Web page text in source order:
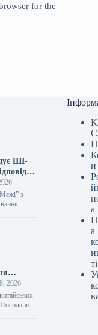
for the
ШІ-
з
2026
и
а
а
ті